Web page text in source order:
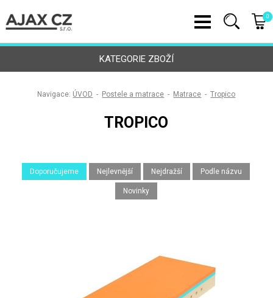
0
KATEGORIE ZBOŽÍ
Navigace: ÚVOD - Postele a matrace - Matrace - Tropico
TROPICO
Doporučujeme Nejlevnější Nejdražší Podle názvu
Novinky